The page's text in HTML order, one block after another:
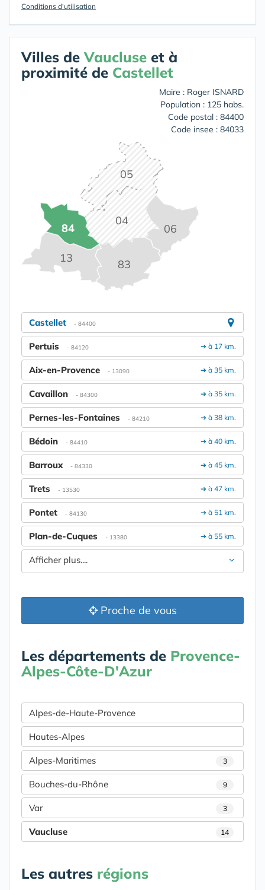
Conditions d'utilisation
Villes de Vaucluse et à
proximité de Castellet
Maire : Roger ISNARD
Population : 125 habs.
Code postal : 84400
Code insee : 84033
04
05
06
13 83
84
Castellet - 84400
➔ à 17 km.
Pertuis - 84120
➔ à 35 km.
Aix-en-Provence - 13090
➔ à 35 km.
Cavaillon - 84300
➔ à 38 km.
Pernes-les-Fontaines - 84210
➔ à 40 km.
Bédoin - 84410
➔ à 45 km.
Barroux - 84330
➔ à 47 km.
Trets - 13530
➔ à 51 km.
Pontet - 84130
➔ à 55 km.
Plan-de-Cuques - 13380
Afficher plus....
Proche de vous
Les départements de Provence-
Alpes-Côte-D'Azur
Alpes-de-Haute-Provence
Hautes-Alpes
Alpes-Maritimes 3
Bouches-du-Rhône 9
Var 3
Vaucluse 14
Les autres régions